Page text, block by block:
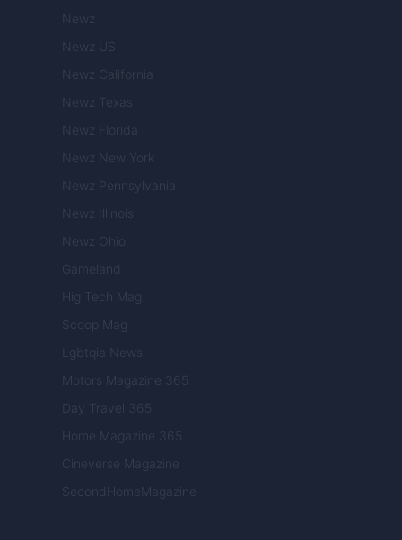
Newz
Newz US
Newz California
Newz Texas
Newz Florida
Newz New York
Newz Pennsylvania
Newz Illinois
Newz Ohio
Gameland
Hig Tech Mag
Scoop Mag
Lgbtqia News
Motors Magazine 365
Day Travel 365
Home Magazine 365
Cineverse Magazine
SecondHomeMagazine